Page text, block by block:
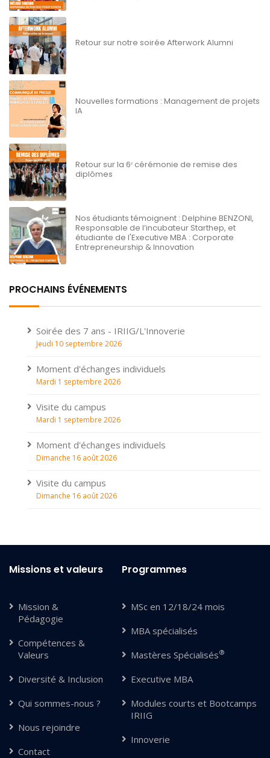
Retour sur notre soirée Afterwork Alumni
Nouvelles formations : Management de projets
IA
Retour sur la 6ᵉ cérémonie de remise des
diplômes
Nos étudiants témoignent : Delphine BENZONI,
Responsable de l’incubateur Starthep, et
étudiante de l'Executive MBA : Corporate
Entrepreneurship & Innovation
PROCHAINS ÉVÉNEMENTS
Soirée des 7 ans - IRIIG/L'Innoverie
Jeudi 10 septembre 2026
Moment d'échanges individuels
Mardi 1 septembre 2026
Visite du campus
Mardi 1 septembre 2026
Moment d'échanges individuels
Dimanche 16 août 2026
Visite du campus
Dimanche 16 août 2026
Missions et valeurs
Mission &
Pédagogie
Compétences &
Valeurs
Diversité & Inclusion
Qui sommes-nous ?
Nous rejoindre
Contact
Programmes
MSc en 12/18/24 mois
MBA spécialisés
Mastères Spécialisés®
Executive MBA
Modules courts et Bootcamps
IRIIG
Innoverie